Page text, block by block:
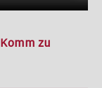
Komm zu